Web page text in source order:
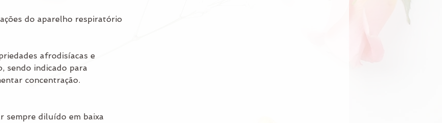
do aparelho respiratório
afrodisíacas e
sendo indicado para
concentração.
sempre diluído em baixa